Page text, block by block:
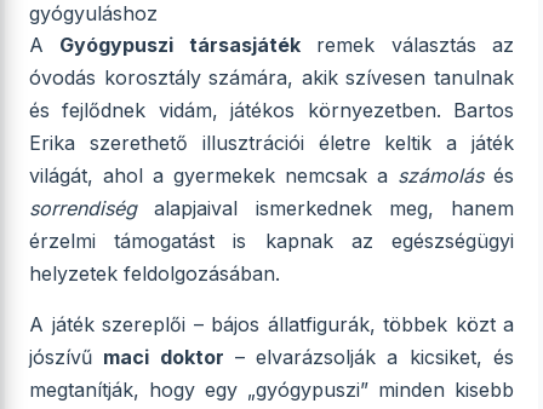
gyógyuláshoz
A Gyógypuszi társasjátékremek választás az
óvodás korosztály számára, akik szívesen tanulnak
és fejlődnek vidám, játékos környezetben. Bartos
Erika szerethető illusztrációi életre keltik a játék
világát, ahol a gyermekek nemcsak a számolásés
sorrendiségalapjaival ismerkednek meg, hanem
érzelmi támogatást is kapnak az egészségügyi
helyzetek feldolgozásában.
A játék szereplői – bájos állatfigurák, többek közt a
jószívű maci doktor – elvarázsolják a kicsiket, és
megtanítják, hogy egy „gyógypuszi” minden kisebb